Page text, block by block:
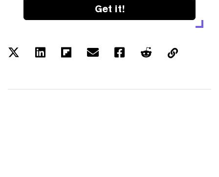
Get it!